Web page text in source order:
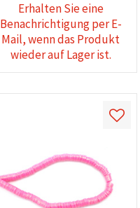
Erhalten Sie eine
Benachrichtigung per E-
Mail, wenn das Produkt
wieder auf Lager ist.